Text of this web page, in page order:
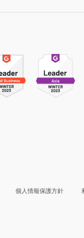
個人情報保護方針